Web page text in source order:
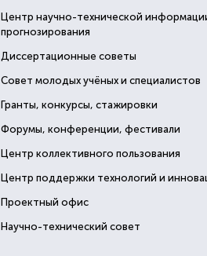
Центр научно-технической
прогнозирования
Диссертационные советы
Совет молодых учёных и специалистов
Гранты, конкурсы, стажировки
Форумы, конференции, фестивали
Центр коллективного пользования
Центр поддержки технологий и
Проектный офис
Научно-технический совет